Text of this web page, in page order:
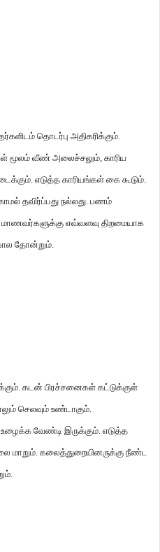
தொடர்பு அதிகரிக்கும்.
மூலம் வீண் அலைச்சலும், காரிய
. எடுத்த காரியங்கள் கை கூடும்.
தவிர்ப்பது நல்லது. பணம்
மாணவர்களுக்கு எவ்வளவு திறமையாக
தோன்றும்.
. கடன் பிரச்சனைகள் கட்டுக்குள்
செலவும் உண்டாகும்.
வேண்டி இருக்கும். எடுத்த
மாறும். கலைத்துறையினருக்கு நீண்ட
.